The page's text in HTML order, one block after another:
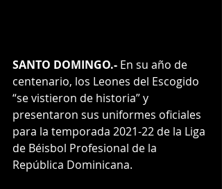
SANTO DOMINGO.- En su año de
centenario, los Leones del Escogido
“se vistieron de historia” y
presentaron sus uniformes oficiales
para la temporada 2021-22 de la Liga
de Béisbol Profesional de la
República Dominicana.